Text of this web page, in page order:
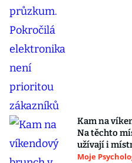
Kam na
Na těchto
užívají i
Moje